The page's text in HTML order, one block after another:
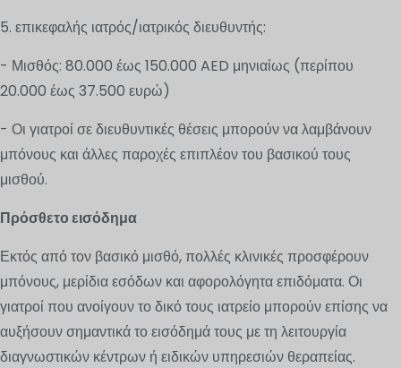
5. επικεφαλής ιατρός/ιατρικός διευθυντής:
- Μισθός: 80.000 έως 150.000 AED μηνιαίως (περίπου
20.000 έως 37.500 ευρώ)
- Οι γιατροί σε διευθυντικές θέσεις μπορούν να λαμβάνουν
μπόνους και άλλες παροχές επιπλέον του βασικού τους
μισθού.
Πρόσθετο εισόδημα
Εκτός από τον βασικό μισθό, πολλές κλινικές προσφέρουν
μπόνους, μερίδια εσόδων και αφορολόγητα επιδόματα. Οι
γιατροί που ανοίγουν το δικό τους ιατρείο μπορούν επίσης να
αυξήσουν σημαντικά το εισόδημά τους με τη λειτουργία
διαγνωστικών κέντρων ή ειδικών υπηρεσιών θεραπείας.